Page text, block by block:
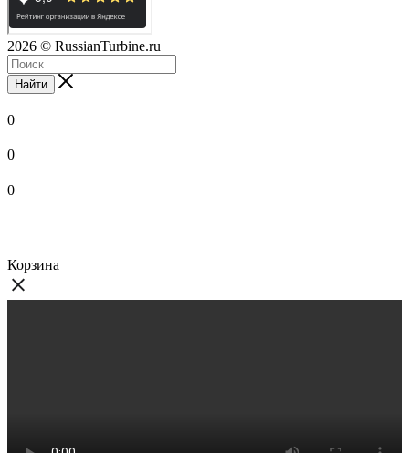
2026 © RussianTurbine.ru
Найти
0
0
0
Корзина